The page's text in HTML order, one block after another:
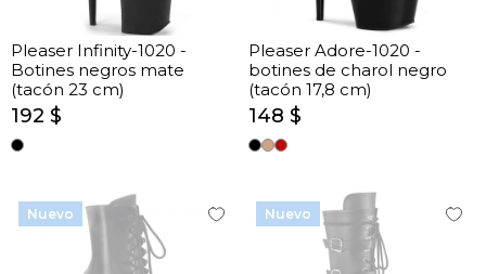
Pleaser Infinity-1020 -
Botines negros mate
(tacón 23 cm)
192 $
Pleaser Adore-1020 -
botines de charol negro
(tacón 17,8 cm)
148 $
Nuevo Nuevo